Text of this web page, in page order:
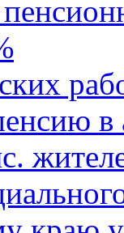
в